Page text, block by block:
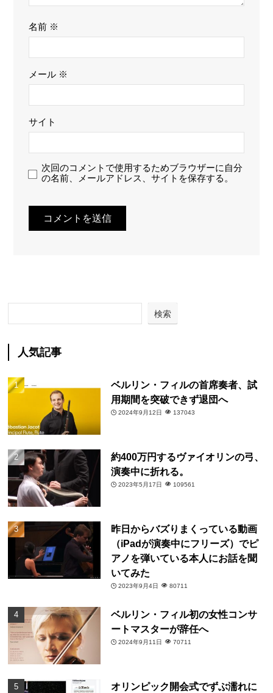
名前 ※
メール ※
サイト
次回のコメントで使用するためブラウザーに自分
の名前、メールアドレス、サイトを保存する。
検索
人気記事
ベルリン・フィルの首席奏者、試
用期間を突破できず退団へ
2024年9月12日 137043
約400万円するヴァイオリンの弓、
演奏中に折れる。
2023年5月17日 109561
昨日からバズりまくっている動画
（iPadが演奏中にフリーズ）でピ
アノを弾いている本人にお話を聞
いてみた
2023年9月4日 80711
ベルリン・フィル初の女性コンサ
ートマスターが辞任へ
2024年9月11日 70711
オリンピック開会式でずぶ濡れに